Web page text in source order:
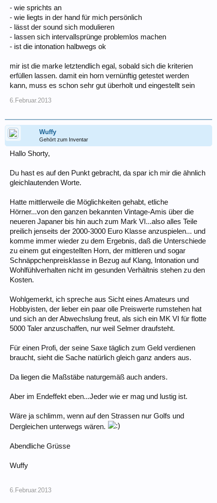
- wie sprichts an
- wie liegts in der hand für mich persönlich
- lässt der sound sich modulieren
- lassen sich intervallsprünge problemlos machen
- ist die intonation halbwegs ok
mir ist die marke letztendlich egal, sobald sich die kriterien
erfüllen lassen. damit ein horn vernünftig getestet werden
kann, muss es schon sehr gut überholt und eingestellt sein
6.Februar.2013
Wuffy
Gehört zum Inventar
Hallo Shorty,
Du hast es auf den Punkt gebracht, da spar ich mir die ähnlich
gleichlautenden Worte.
Hatte mittlerweile die Möglichkeiten gehabt, etliche
Hörner...von den ganzen bekannten Vintage-Amis über die
neueren Japaner bis hin auch zum Mark VI...also alles Teile
preilich jenseits der 2000-3000 Euro Klasse anzuspielen... und
komme immer wieder zu dem Ergebnis, daß die Unterschiede
zu einem gut eingestellten Horn, der mittleren und sogar
Schnäppchenpreisklasse in Bezug auf Klang, Intonation und
Wohlfühlverhalten nicht im gesunden Verhältnis stehen zu den
Kosten.
Wohlgemerkt, ich spreche aus Sicht eines Amateurs und
Hobbyisten, der lieber ein paar olle Preiswerte rumstehen hat
und sich an der Abwechslung freut, als sich ein MK VI für flotte
5000 Taler anzuschaffen, nur weil Selmer draufsteht.
Für einen Profi, der seine Saxe täglich zum Geld verdienen
braucht, sieht die Sache natürlich gleich ganz anders aus.
Da liegen die Maßstäbe naturgemäß auch anders.
Aber im Endeffekt eben...Jeder wie er mag und lustig ist.
Wäre ja schlimm, wenn auf den Strassen nur Golfs und
Dergleichen unterwegs wären.
Abendliche Grüsse
Wuffy
6.Februar.2013